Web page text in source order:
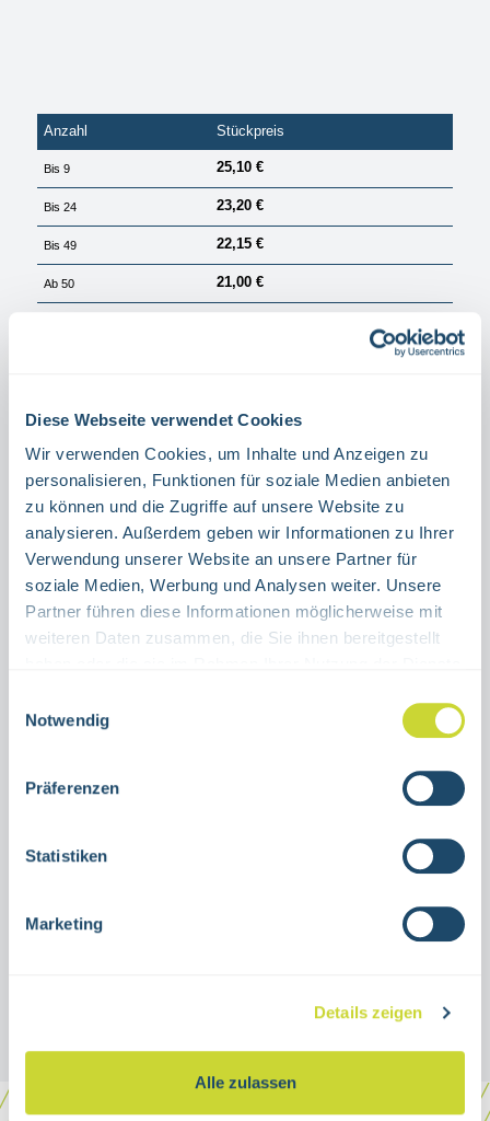
Diese Webseite verwendet Cookies
Wir verwenden Cookies, um Inhalte und Anzeigen zu
personalisieren, Funktionen für soziale Medien anbieten
zu können und die Zugriffe auf unsere Website zu
analysieren. Außerdem geben wir Informationen zu Ihrer
Verwendung unserer Website an unsere Partner für
soziale Medien, Werbung und Analysen weiter. Unsere
Partner führen diese Informationen möglicherweise mit
weiteren Daten zusammen, die Sie ihnen bereitgestellt
Notwendig
Präferenzen
Statistiken
Marketing
Details zeigen
Alle zulassen
Anzahl Stückpreis
Bis9 25,10 €
Bis24 23,20 €
Bis49 22,15 €
Ab50 21,00 €
Winkel,- Fahnenschild auswählen
WINKELSCHILD
FAHNENSCHILD
Produkt Anzahl: Gib den gewünschten Wert ein oder benutze die Schaltflächen um die Anzahl
Augenspüleinrichtungzur Nutzung in
GrößenAluminiumASR A1.3nachleuchtend,